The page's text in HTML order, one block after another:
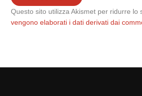
Questo sito utilizza Akismet per ridurre lo
vengono elaborati i dati derivati dai